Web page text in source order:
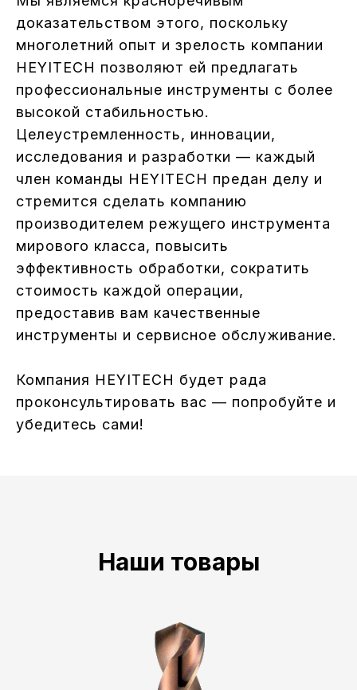
доказательством этого, поскольку
многолетний опыт и зрелость компании
HEYITECH позволяют ей предлагать
профессиональные инструменты с более
высокой стабильностью.
Целеустремленность, инновации,
исследования и разработки — каждый
член команды HEYITECH предан делу и
стремится сделать компанию
производителем режущего инструмента
мирового класса, повысить
эффективность обработки, сократить
стоимость каждой операции,
предоставив вам качественные
инструменты и сервисное обслуживание.
Компания HEYITECH будет рада
проконсультировать вас — попробуйте и
убедитесь сами!
Наши товары